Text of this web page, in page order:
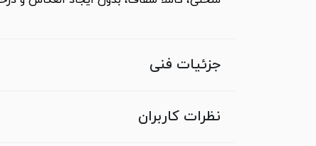
جزئیات فنی
نظرات کاربران